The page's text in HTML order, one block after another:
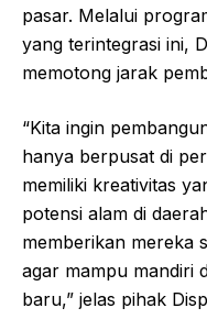
pasar. Melalui
yang terintegrasi ini,
memotong jarak
“Kita ingin
hanya berpusat di
memiliki kreativitas
potensi alam di
memberikan mereka
agar mampu mandiri
baru,” jelas pihak